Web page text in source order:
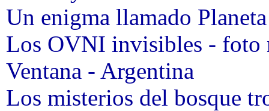
Un enigma llamado
Los OVNI invisibles - foto
Ventana - Argentina
Los misterios del bosque